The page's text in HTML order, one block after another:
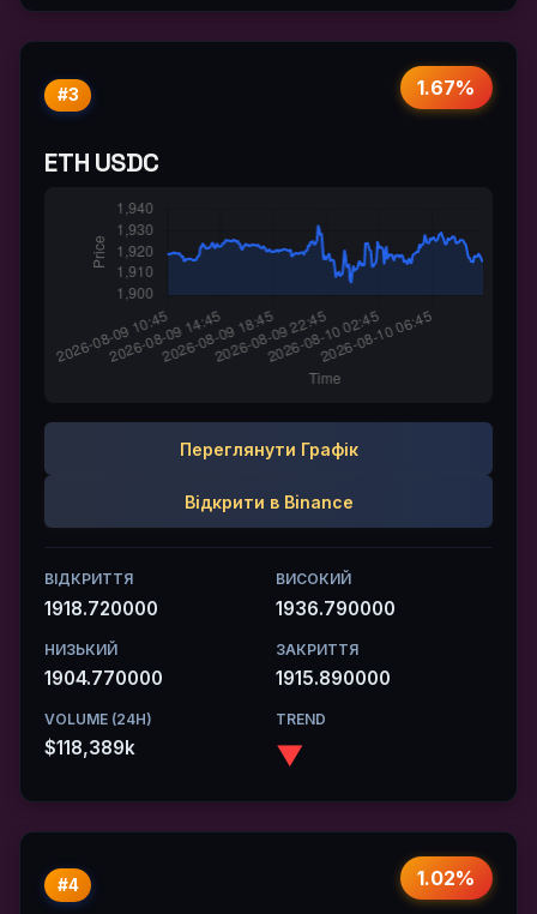
#3 1.67%
ETH USDC
Переглянути Графік
Відкрити в Binance
ВІДКРИТТЯ
1918.720000
ВИСОКИЙ
1936.790000
НИЗЬКИЙ
1904.770000
ЗАКРИТТЯ
1915.890000
VOLUME (24H)
$118,389k
TREND
▼
#4 1.02%